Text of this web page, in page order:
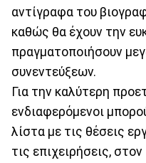
αντίγραφα του
καθώς θα έχουν την
πραγματοποιήσουν
συνεντεύξεων.
Για την καλύτερη
ενδιαφερόμενοι
λίστα με τις θέσεις
τις επιχειρήσεις,